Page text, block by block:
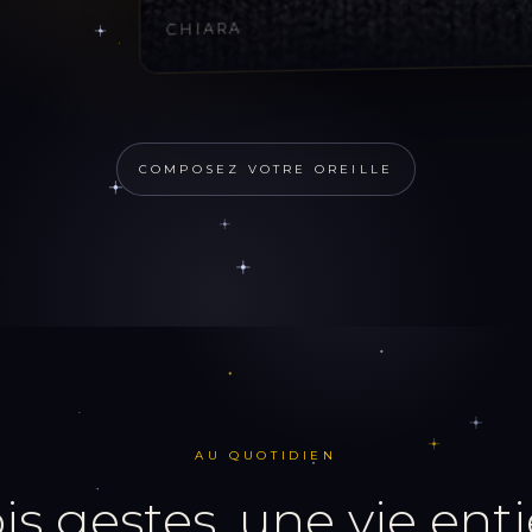
CHIARA
COMPOSEZ VOTRE OREILLE
AU QUOTIDIEN